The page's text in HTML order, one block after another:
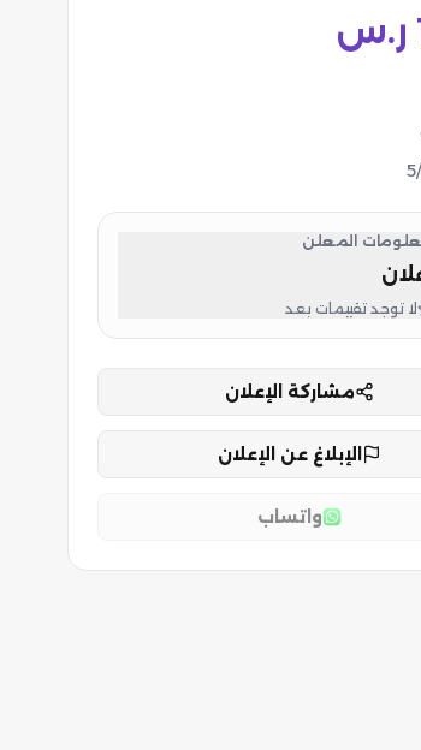
ر.س
المعلن
لا توجد تقييمات بعد
مشاركة الإعلان
الإبلاغ عن الإعلان
واتساب